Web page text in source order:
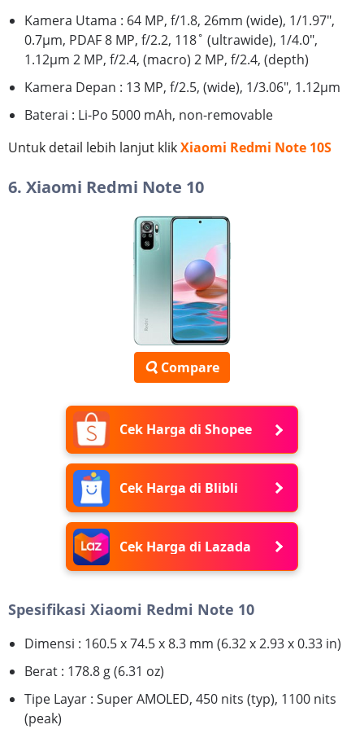
Kamera Utama : 64 MP, f/1.8, 26mm (wide), 1/1.97",
0.7µm, PDAF 8 MP, f/2.2, 118˚ (ultrawide), 1/4.0",
1.12µm 2 MP, f/2.4, (macro) 2 MP, f/2.4, (depth)
Kamera Depan : 13 MP, f/2.5, (wide), 1/3.06", 1.12µm
Baterai : Li-Po 5000 mAh, non-removable
Untuk detail lebih lanjut klikXiaomi Redmi Note 10S
6. Xiaomi Redmi Note 10
Compare
Cek Harga di Shopee
Cek Harga di Blibli
Cek Harga di Lazada
Spesifikasi Xiaomi Redmi Note 10
Dimensi : 160.5 x 74.5 x 8.3 mm (6.32 x 2.93 x 0.33 in)
Berat : 178.8 g (6.31 oz)
Tipe Layar : Super AMOLED, 450 nits (typ), 1100 nits
(peak)